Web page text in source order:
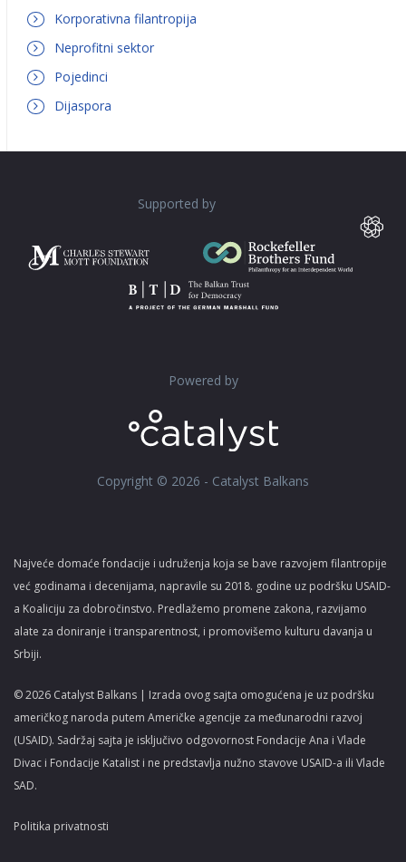
Korporativna filantropija
Neprofitni sektor
Pojedinci
Dijaspora
Supported by
Powered by
Copyright © 2026 - Catalyst Balkans
Najveće domaće fondacije i udruženja koja se bave razvojem filantropije
već godinama i decenijama, napravile su 2018. godine uz podršku USAID-
a Koaliciju za dobročinstvo. Predlažemo promene zakona, razvijamo
alate za doniranje i transparentnost, i promovišemo kulturu davanja u
Srbiji.
© 2026 Catalyst Balkans | Izrada ovog sajta omogućena je uz podršku
američkog naroda putem Američke agencije za međunarodni razvoj
(USAID). Sadržaj sajta je isključivo odgovornost Fondacije Ana i Vlade
Divac i Fondacije Katalist i ne predstavlja nužno stavove USAID-a ili Vlade
SAD.
Politika privatnosti